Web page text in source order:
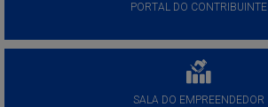
PORTAL DO CONTRIBUINTE
SALA DO EMPREENDEDOR